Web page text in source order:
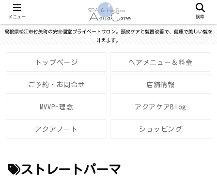
島根県松江市竹矢町の完全個室プライベートサロン。頭皮ケアと髪質改善で、健康で美しい髪を
叶えます。
トップページ ヘアメニュー＆料金
ご予約・お問合せ 店舗情報
MVVP-理念 アクアケアBlog
アクアノート ショッピング
ストレートパーマ
メニュー 検索